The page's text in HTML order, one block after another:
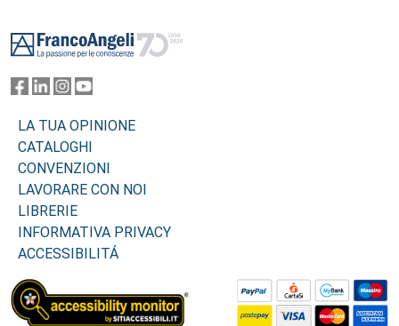
LA TUA OPINIONE
CATALOGHI
CONVENZIONI
LAVORARE CON NOI
LIBRERIE
INFORMATIVA PRIVACY
ACCESSIBILITÁ